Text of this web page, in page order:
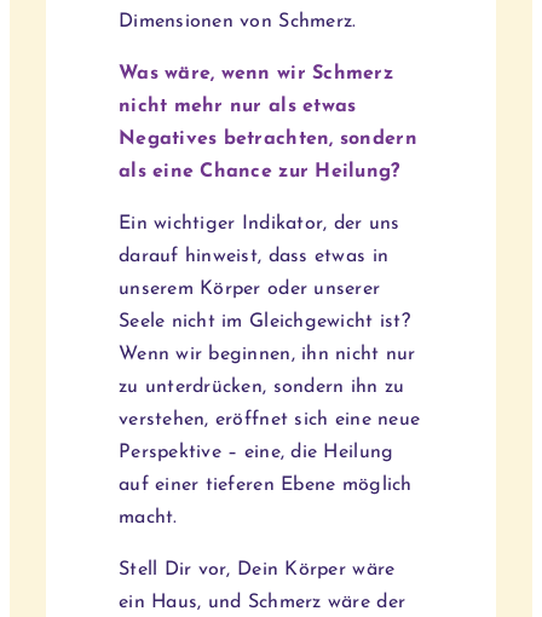
Dimensionen von Schmerz.
Was wäre, wenn wir Schmerz
nicht mehr nur als etwas
Negatives betrachten, sondern
als eine Chance zur Heilung?
Ein wichtiger Indikator, der uns
darauf hinweist, dass etwas in
unserem Körper oder unserer
Seele nicht im Gleichgewicht ist?
Wenn wir beginnen, ihn nicht nur
zu unterdrücken, sondern ihn zu
verstehen, eröffnet sich eine neue
Perspektive – eine, die Heilung
auf einer tieferen Ebene möglich
macht.
Stell Dir vor, Dein Körper wäre
ein Haus, und Schmerz wäre der